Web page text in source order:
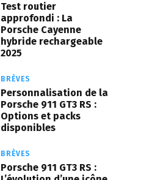
Test routier
approfondi : La
Porsche Cayenne
hybride rechargeable
2025
BRÈVES
Personnalisation de la
Porsche 911 GT3 RS :
Options et packs
disponibles
BRÈVES
Porsche 911 GT3 RS :